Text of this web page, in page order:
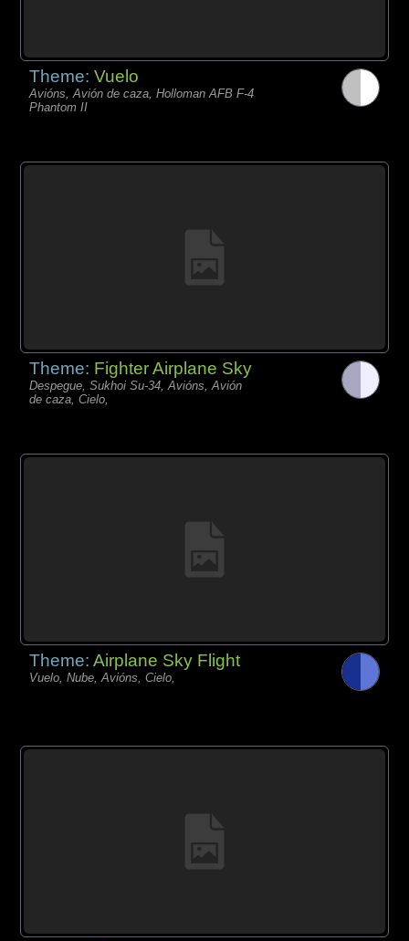
Theme:Vuelo
Avións, Avión de caza, Holloman AFB F-4
Phantom II
Theme: Fighter Airplane Sky
Despegue, Sukhoi Su-34, Avións, Avión
de caza, Cielo,
Theme:Airplane Sky Flight
Vuelo, Nube, Avións, Cielo,